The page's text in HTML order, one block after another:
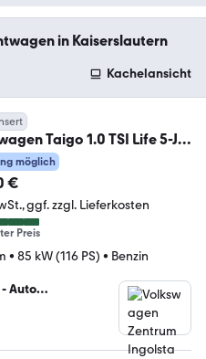
in Kaiserslautern
Kachelansicht
Taigo 1.0 TSI Life 5-J-
DIG.COCKPIT APP-
möglich
€
ggf. zzgl. Lieferkosten
Preis
• 85 kW (116 PS) • Benzin
Auto